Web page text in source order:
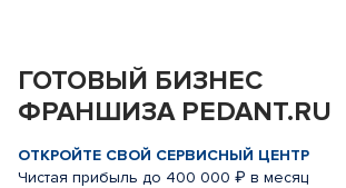
ГОТОВЫЙ БИЗНЕС
ФРАНШИЗА PEDANT.RU
ОТКРОЙТЕ СВОЙ СЕРВИСНЫЙ ЦЕНТР
Чистая прибыль до 400 000 ₽ в месяц